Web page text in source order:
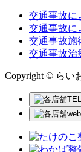
交通事故に
交通事故に
交通事故施
交通事故治
Copyright © らい